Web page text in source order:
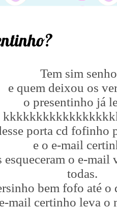
Tem sim
e quem deixou os
o presentinho já
porta cd fofinho
e o e-mail
o e-mail
todas.
bem fofo até
e-mail certinho leva o